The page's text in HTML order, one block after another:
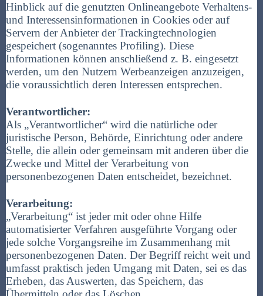
Hinblick auf die genutzten Onlineangebote Verhaltens-
und Interessensinformationen in Cookies oder auf
Servern der Anbieter der Trackingtechnologien
gespeichert (sogenanntes Profiling). Diese
Informationen können anschließend z. B. eingesetzt
werden, um den Nutzern Werbeanzeigen anzuzeigen,
die voraussichtlich deren Interessen entsprechen.
Verantwortlicher:
Als „Verantwortlicher“ wird die natürliche oder
juristische Person, Behörde, Einrichtung oder andere
Stelle, die allein oder gemeinsam mit anderen über die
Zwecke und Mittel der Verarbeitung von
personenbezogenen Daten entscheidet, bezeichnet.
Verarbeitung:
„Verarbeitung“ ist jeder mit oder ohne Hilfe
automatisierter Verfahren ausgeführte Vorgang oder
jede solche Vorgangsreihe im Zusammenhang mit
personenbezogenen Daten. Der Begriff reicht weit und
umfasst praktisch jeden Umgang mit Daten, sei es das
Erheben, das Auswerten, das Speichern, das